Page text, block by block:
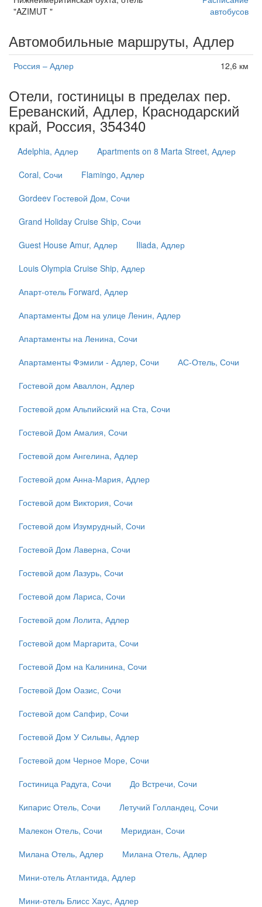
"AZIMUT "
автобусов
Автомобильные маршруты, Адлер
Россия – Адлер 12,6 км
Отели, гостиницы в пределах пер.
Ереванский, Адлер, Краснодарский
край, Россия, 354340
Adelphia, Адлер
Apartments on 8 Marta Street, Адлер
Coral, Сочи
Flamingo, Адлер
Gordeev Гостевой Дом, Сочи
Grand Holiday Cruise Ship, Сочи
Guest House Amur, Адлер
Iliada, Адлер
Louis Olympia Cruise Ship, Адлер
Апарт-отель Forward, Адлер
Апартаменты Дом на улице Ленин, Адлер
Апартаменты на Ленина, Сочи
Апартаменты Фэмили - Адлер, Сочи
АС-Отель, Сочи
Гостевой дом Аваллон, Адлер
Гостевой дом Альпийский на Ста, Сочи
Гостевой Дом Амалия, Сочи
Гостевой дом Ангелина, Адлер
Гостевой дом Анна-Мария, Адлер
Гостевой дом Виктория, Сочи
Гостевой дом Изумрудный, Сочи
Гостевой Дом Лаверна, Сочи
Гостевой дом Лазурь, Сочи
Гостевой дом Лариса, Сочи
Гостевой дом Лолита, Адлер
Гостевой дом Маргарита, Сочи
Гостевой Дом на Калинина, Сочи
Гостевой Дом Оазис, Сочи
Гостевой дом Сапфир, Сочи
Гостевой Дом У Сильвы, Адлер
Гостевой дом Черное Море, Сочи
Гостиница Радуга, Сочи
До Встречи, Сочи
Кипарис Отель, Сочи
Летучий Голландец, Сочи
Малекон Отель, Сочи
Меридиан, Сочи
Милана Отель, Адлер
Милана Отель, Адлер
Мини-отель Атлантида, Адлер
Мини-отель Блисс Хаус, Адлер